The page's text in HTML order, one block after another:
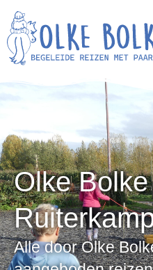
Olke Bolke
Alle door Olke